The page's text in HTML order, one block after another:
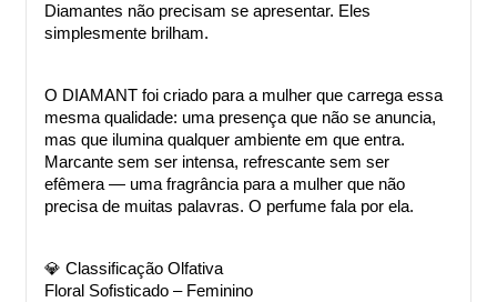
Diamantes não precisam se apresentar. Eles
simplesmente brilham.
O DIAMANT foi criado para a mulher que carrega essa
mesma qualidade: uma presença que não se anuncia,
mas que ilumina qualquer ambiente em que entra.
Marcante sem ser intensa, refrescante sem ser
efêmera — uma fragrância para a mulher que não
precisa de muitas palavras. O perfume fala por ela.
💎 Classificação Olfativa
Floral Sofisticado – Feminino